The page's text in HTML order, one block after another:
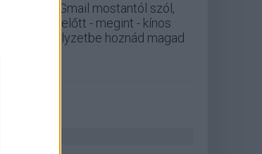
A Gmail mostantól szól,
mielőtt - megint - kínos
helyzetbe hoznád magad